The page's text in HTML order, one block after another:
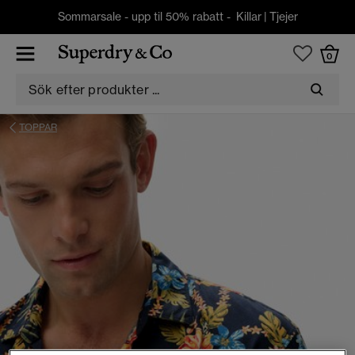
Sommarsale - upp til 50% rabatt - Killar| Tjejer
0
TOPPAR